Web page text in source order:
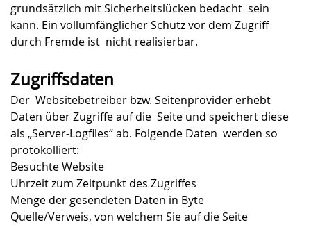
grundsätzlich mit Sicherheitslücken bedacht sein
kann. Ein vollumfänglicher Schutz vor dem Zugriff
durch Fremde ist nicht realisierbar.
Zugriffsdaten
Der Websitebetreiber bzw. Seitenprovider erhebt
Daten über Zugriffe auf die Seite und speichert diese
als „Server-Logfiles“ ab. Folgende Daten werden so
protokolliert:
Besuchte Website
Uhrzeit zum Zeitpunkt des Zugriffes
Menge der gesendeten Daten in Byte
Quelle/Verweis, von welchem Sie auf die Seite